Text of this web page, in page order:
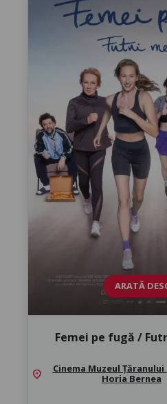
ARATĂ
Femei pe fugă /
location_on
Cinema Muzeul
Horia Bernea